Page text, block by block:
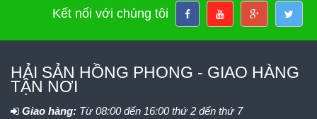
Kết nối với chúng tôi
HẢI SẢN HỒNG PHONG - GIAO HÀNG
TẬN NƠI
Giao hàng: Từ 08:00 đến 16:00 thứ 2 đến thứ 7